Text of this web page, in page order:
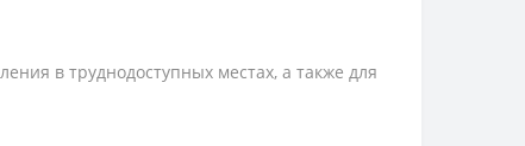
в труднодоступных местах, а также для